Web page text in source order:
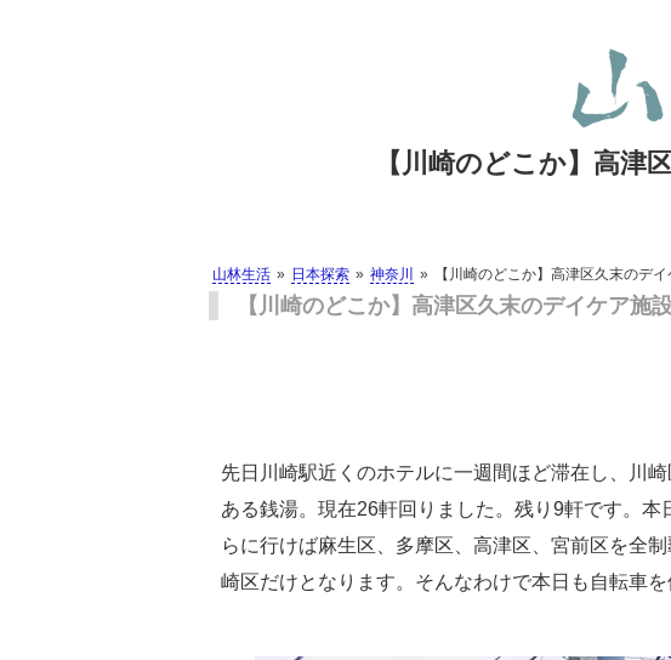
【川崎のどこか】高津
山林生活 日本探索 神奈川 【川崎のどこか】高津区久末のデ
【川崎のどこか】高津区久末のデイケア施
先日川崎駅近くのホテルに一週間ほど滞在し、川
ある銭湯。現在26軒回りました。残り9軒です。
らに行けば麻生区、多摩区、高津区、宮前区を全
崎区だけとなります。そんなわけで本日も自転車を